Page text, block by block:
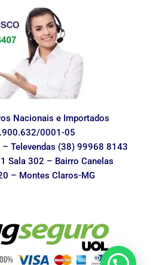
Nacionais e Importados
0001-05
Televendas (38) 99968 8143
Sala 302 – Bairro Canelas
– Montes Claros-MG